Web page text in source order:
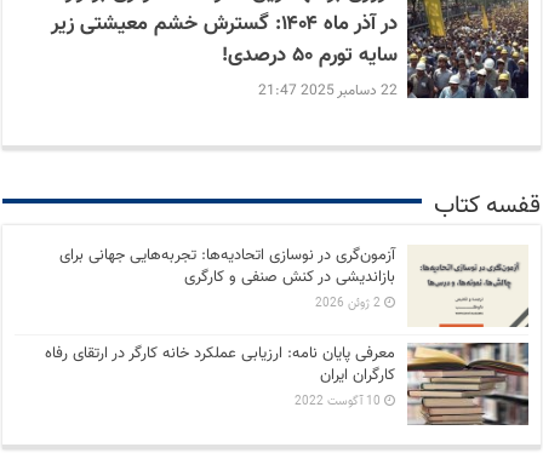
در آذر ماه ۱۴۰۴: گسترش خشم معیشتی زیر
سایه تورم ۵۰ درصدی!
22 دسامبر 2025 21:47
قفسه کتاب
آزمون‌گری در نوسازی اتحادیه‌ها: تجربه‌هایی جهانی برای
بازاندیشی در کنش صنفی و کارگری
2 ژوئن 2026
معرفی پایان نامه: ارزیابی عملکرد خانه کارگر در ارتقای رفاه
کارگران ایران
10 آگوست 2022